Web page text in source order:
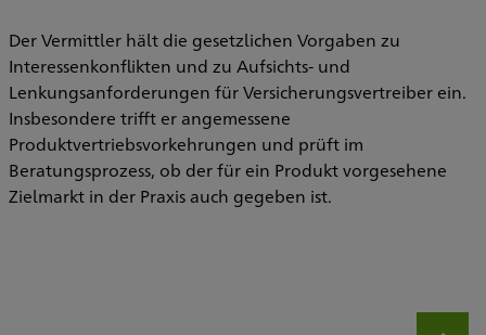
Der Vermittler hält die gesetzlichen Vorgaben zu
Interessenkonflikten und zu Aufsichts- und
Lenkungsanforderungen für Versicherungsvertreiber ein.
Insbesondere trifft er angemessene
Produktvertriebsvorkehrungen und prüft im
Beratungsprozess, ob der für ein Produkt vorgesehene
Zielmarkt in der Praxis auch gegeben ist.